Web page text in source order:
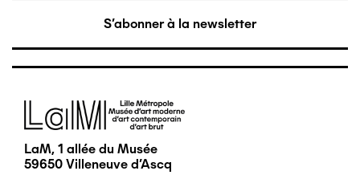
S'abonner à la newsletter
Image
LaM, 1 allée du Musée
59650 Villeneuve d'Ascq